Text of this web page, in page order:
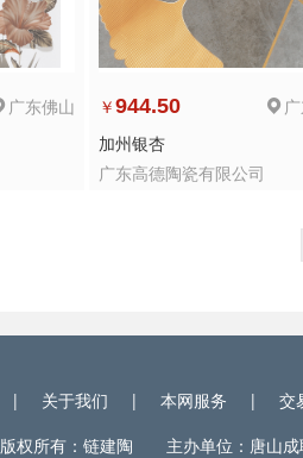
广东佛山
￥944.50
加州银杏
广东高德陶瓷有限公司
| 关于我们 | 本网服务 |
交
版权所有：链建陶 主办单位：唐山